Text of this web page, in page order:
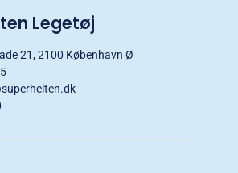
Legetøj
21, 2100 København Ø